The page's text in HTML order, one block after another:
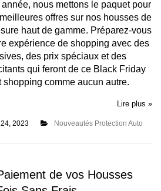
année, nous mettons le paquet pour
offres sur nos housses de
haut de gamme. Préparez-vous
expérience de shopping avec des
des prix spéciaux et des
qui feront de ce Black Friday
shopping comme aucun autre.
Lire plus »
2023 Nouveautés Protection Auto
de vos Housses